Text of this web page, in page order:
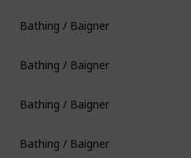
Bathing / Baigner
Bathing / Baigner
Bathing / Baigner
Bathing / Baigner